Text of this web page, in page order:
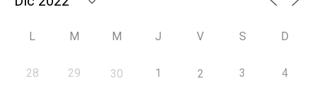
L M M J V S D
28 29 30 1 2 3 4